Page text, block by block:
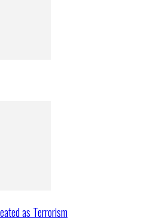
as Terrorism